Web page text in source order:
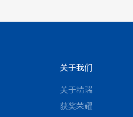
关于我们
关于精瑞
获奖荣耀